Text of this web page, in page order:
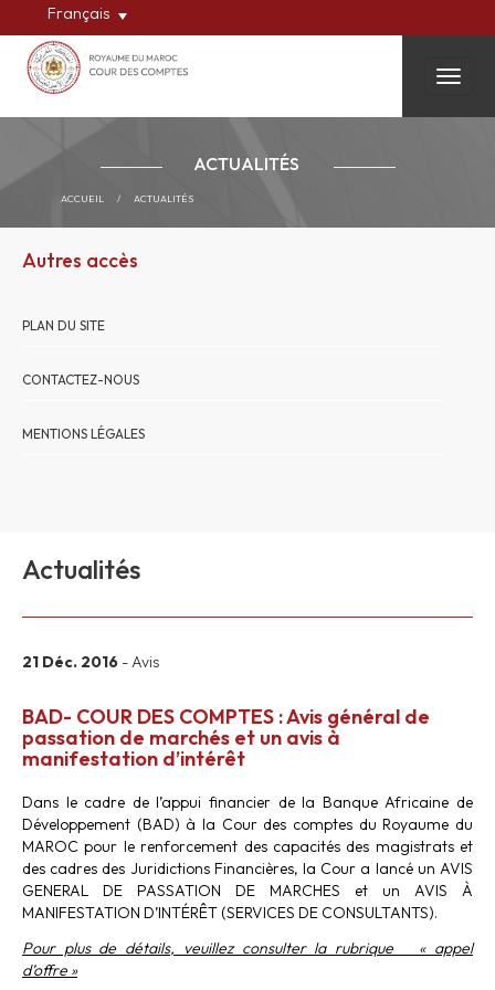
Français
ACTUALITÉS
ACCUEIL / ACTUALITÉS
Autres accès
PLAN DU SITE
CONTACTEZ-NOUS
MENTIONS LÉGALES
Actualités
21 Déc. 2016 - Avis
BAD- COUR DES COMPTES : Avis général de
passation de marchés et un avis à
manifestation d’intérêt
Dans le cadre de l’appui financier de la Banque Africaine de
Développement (BAD) à la Cour des comptes du Royaume du
MAROC pour le renforcement des capacités des magistrats et
des cadres des Juridictions Financières, la Cour a lancé un AVIS
GENERAL DE PASSATION DE MARCHES et un AVIS À
MANIFESTATION D’INTÉRÊT (SERVICES DE CONSULTANTS).
Pour plus de détails, veuillez consulter la rubrique « appel
d’offre »